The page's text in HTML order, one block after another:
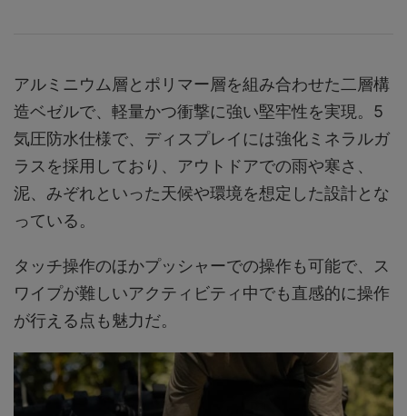
アルミニウム層とポリマー層を組み合わせた二層構
造ベゼルで、軽量かつ衝撃に強い堅牢性を実現。5
気圧防水仕様で、ディスプレイには強化ミネラルガ
ラスを採用しており、アウトドアでの雨や寒さ、
泥、みぞれといった天候や環境を想定した設計とな
っている。
タッチ操作のほかプッシャーでの操作も可能で、ス
ワイプが難しいアクティビティ中でも直感的に操作
が行える点も魅力だ。